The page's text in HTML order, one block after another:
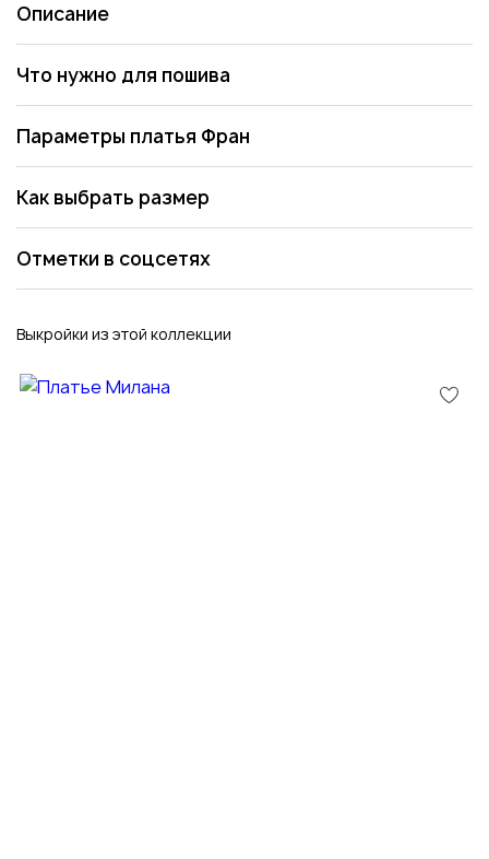
Описание
Что нужно для пошива
Параметры платья Фран
Как выбрать размер
Отметки в соцсетях
Выкройки из этой коллекции